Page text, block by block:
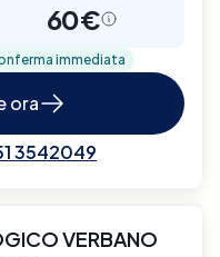
60€
immediata
ora
3542049
VERBANO